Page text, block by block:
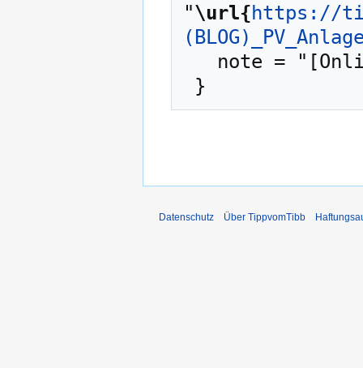
"\url{https://
Datenschutz Über TippvomTibb